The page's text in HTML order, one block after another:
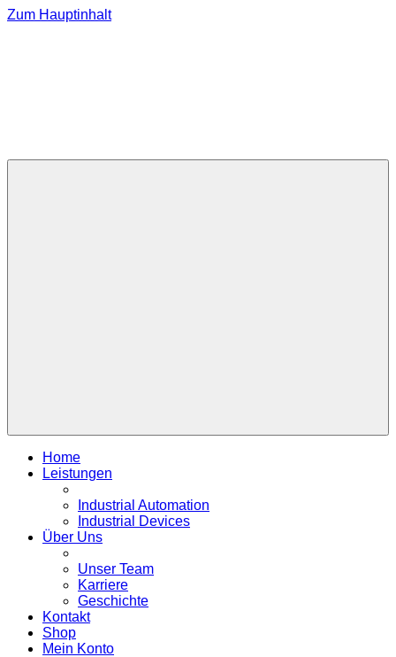
Zum Hauptinhalt
Home
Leistungen
Industrial Automation
Industrial Devices
Über Uns
Unser Team
Karriere
Geschichte
Kontakt
Shop
Mein Konto